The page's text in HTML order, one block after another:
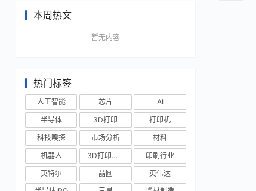
本周热文
暂无内容
热门标签
人工智能 芯片
AI
半导体
3D打印
打印机
科技嗅探
市场分析
材料
机器人
3D打印技术
印刷行业
英特尔
晶圆
英伟达